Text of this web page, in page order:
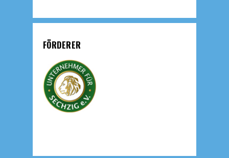
FÖRDERER